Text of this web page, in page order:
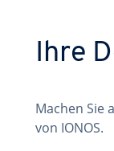
Ihre
Machen Sie
von IONOS.